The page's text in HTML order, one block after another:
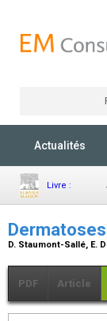
Actualités
Livre :
D. Staumont-Sallé, E.
PDF Article